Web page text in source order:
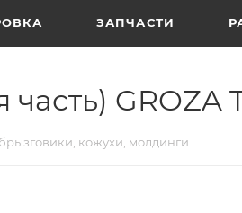
ЗАПЧАСТИ
GROZA
кожухи, молдинги